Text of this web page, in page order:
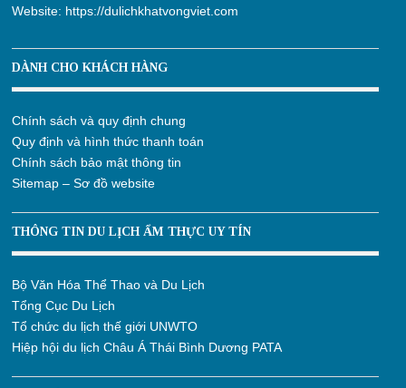
Website: https://dulichkhatvongviet.com
DÀNH CHO KHÁCH HÀNG
Chính sách và quy định chung
Quy định và hình thức thanh toán
Chính sách bảo mật thông tin
Sitemap – Sơ đồ website
THÔNG TIN DU LỊCH ẨM THỰC UY TÍN
Bộ Văn Hóa Thể Thao và Du Lịch
Tổng Cục Du Lịch
Tổ chức du lịch thế giới UNWTO
Hiệp hội du lịch Châu Á Thái Bình Dương PATA